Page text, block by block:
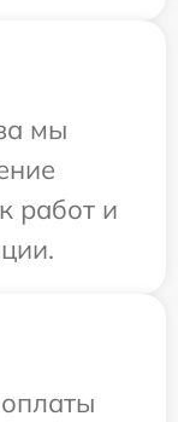
мы
работ и